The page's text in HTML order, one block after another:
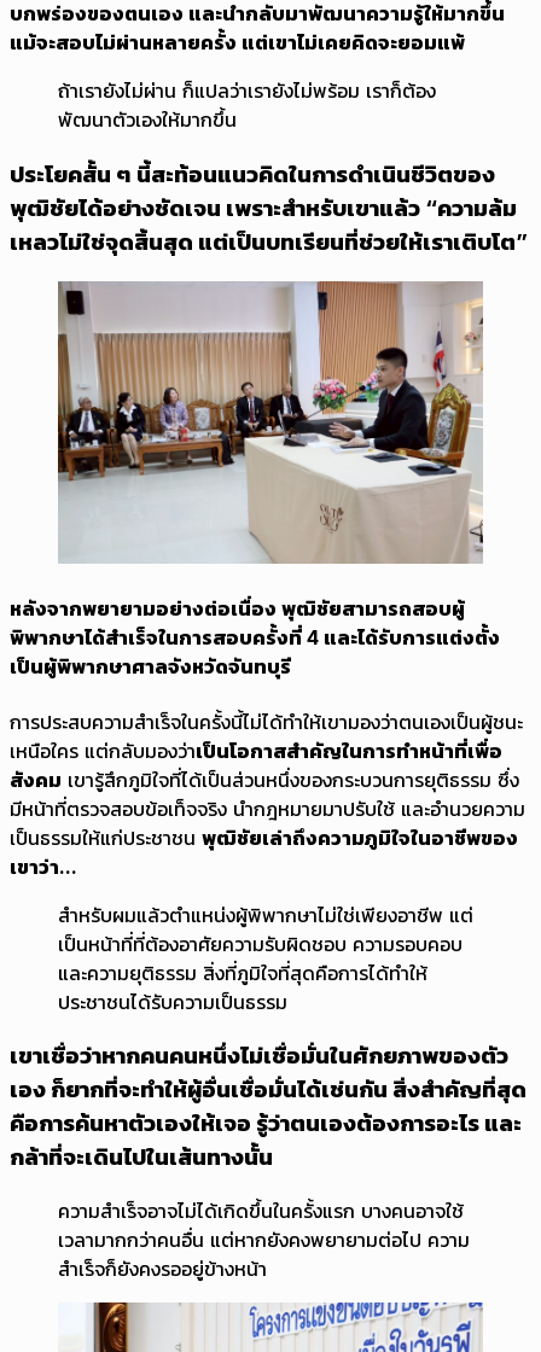
บกพร่องของตนเอง และนำกลับมาพัฒนาความรู้ให้มากขึ้น
แม้จะสอบไม่ผ่านหลายครั้ง แต่เขาไม่เคยคิดจะยอมแพ้
ถ้าเรายังไม่ผ่าน ก็แปลว่าเรายังไม่พร้อม เราก็ต้อง
พัฒนาตัวเองให้มากขึ้น
ประโยคสั้น ๆ นี้สะท้อนแนวคิดในการดำเนินชีวิตของ
พุฒิชัยได้อย่างชัดเจน เพราะสำหรับเขาแล้ว “ความล้ม
เหลวไม่ใช่จุดสิ้นสุด แต่เป็นบทเรียนที่ช่วยให้เราเติบโต”
หลังจากพยายามอย่างต่อเนื่อง พุฒิชัยสามารถสอบผู้
พิพากษาได้สำเร็จในการสอบครั้งที่ 4 และได้รับการแต่งตั้ง
เป็นผู้พิพากษาศาลจังหวัดจันทบุรี
การประสบความสำเร็จในครั้งนี้ไม่ได้ทำให้เขามองว่าตนเองเป็นผู้ชนะ
เหนือใคร แต่กลับมองว่าเป็นโอกาสสำคัญในการทำหน้าที่เพื่อ
สังคม เขารู้สึกภูมิใจที่ได้เป็นส่วนหนึ่งของกระบวนการยุติธรรม ซึ่ง
มีหน้าที่ตรวจสอบข้อเท็จจริง นำกฎหมายมาปรับใช้ และอำนวยความ
เป็นธรรมให้แก่ประชาชน พุฒิชัยเล่าถึงความภูมิใจในอาชีพของ
เขาว่า...
สำหรับผมแล้วตำแหน่งผู้พิพากษาไม่ใช่เพียงอาชีพ แต่
เป็นหน้าที่ที่ต้องอาศัยความรับผิดชอบ ความรอบคอบ
และความยุติธรรม สิ่งที่ภูมิใจที่สุดคือการได้ทำให้
ประชาชนได้รับความเป็นธรรม
เขาเชื่อว่าหากคนคนหนึ่งไม่เชื่อมั่นในศักยภาพของตัว
เอง ก็ยากที่จะทำให้ผู้อื่นเชื่อมั่นได้เช่นกัน สิ่งสำคัญที่สุด
คือการค้นหาตัวเองให้เจอ รู้ว่าตนเองต้องการอะไร และ
กล้าที่จะเดินไปในเส้นทางนั้น
ความสำเร็จอาจไม่ได้เกิดขึ้นในครั้งแรก บางคนอาจใช้
เวลามากกว่าคนอื่น แต่หากยังคงพยายามต่อไป ความ
สำเร็จก็ยังคงรออยู่ข้างหน้า